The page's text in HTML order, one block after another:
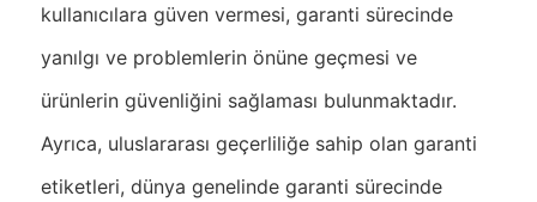
kullanıcılara güven vermesi, garanti sürecinde
yanılgı ve problemlerin önüne geçmesi ve
ürünlerin güvenliğini sağlaması bulunmaktadır.
Ayrıca, uluslararası geçerliliğe sahip olan garanti
etiketleri, dünya genelinde garanti sürecinde